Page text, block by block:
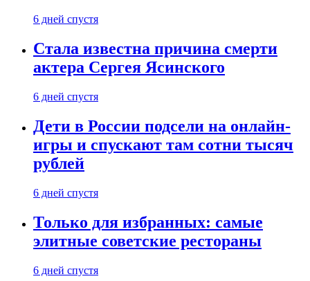
6 дней спустя
Стала известна причина смерти
актера Сергея Ясинского
6 дней спустя
Дети в России подсели на онлайн-
игры и спускают там сотни тысяч
рублей
6 дней спустя
Только для избранных: самые
элитные советские рестораны
6 дней спустя